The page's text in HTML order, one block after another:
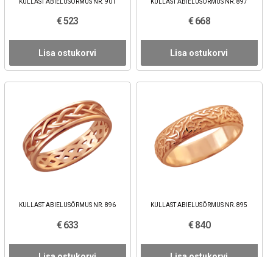
KULLAST ABIELUSÕRMUS NR. 901
€ 523
Lisa ostukorvi
KULLAST ABIELUSÕRMUS NR. 897
€ 668
Lisa ostukorvi
KULLAST ABIELUSÕRMUS NR. 896
€ 633
KULLAST ABIELUSÕRMUS NR. 895
€ 840